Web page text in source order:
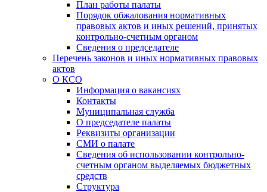
План работы палаты
Порядок обжалования нормативных
правовых актов и иных решений, принятых
контрольно-счетным органом
Сведения о председателе
Перечень законов и иных нормативных правовых
актов
О КСО
Информация о вакансиях
Контакты
Муниципальная служба
О председателе палаты
Реквизиты организации
СМИ о палате
Сведения об использовании контрольно-
счетным органом выделяемых бюджетных
средств
Структура